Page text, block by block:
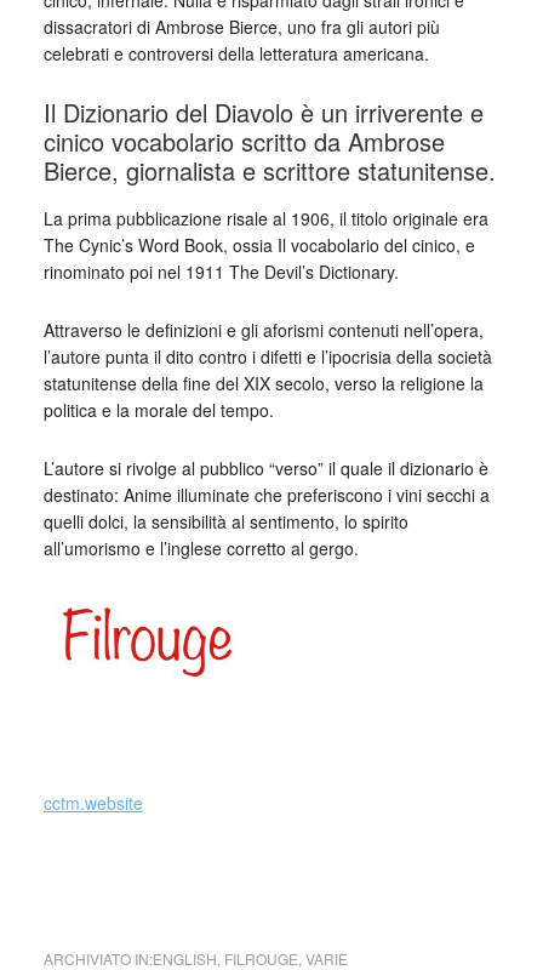
dissacratori di Ambrose Bierce, uno fra gli autori più
celebrati e controversi della letteratura americana.
Il Dizionario del Diavolo è un irriverente e
cinico vocabolario scritto da Ambrose
Bierce, giornalista e scrittore statunitense.
La prima pubblicazione risale al 1906, il titolo originale era
The Cynic’s Word Book, ossia Il vocabolario del cinico, e
rinominato poi nel 1911 The Devil’s Dictionary.
Attraverso le definizioni e gli aforismi contenuti nell’opera,
l’autore punta il dito contro i difetti e l’ipocrisia della società
statunitense della fine del XIX secolo, verso la religione la
politica e la morale del tempo.
L’autore si rivolge al pubblico “verso” il quale il dizionario è
destinato: Anime illuminate che preferiscono i vini secchi a
quelli dolci, la sensibilità al sentimento, lo spirito
all’umorismo e l’inglese corretto al gergo.
cctm.website
ARCHIVIATO IN:ENGLISH FILROUGE VARIE